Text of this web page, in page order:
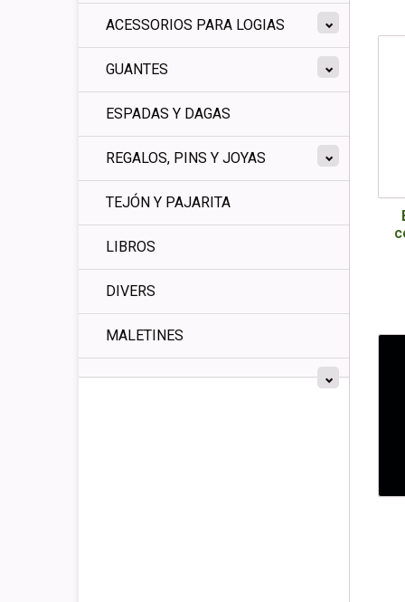
ACESSORIOS PARA LOGIAS
GUANTES
ESPADAS Y DAGAS
REGALOS, PINS Y JOYAS
TEJÓN Y PAJARITA
LIBROS
DIVERS
MALETINES